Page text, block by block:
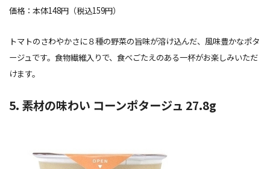
価格：本体148円（税込159円）
トマトのさわやかさに８種の野菜の旨味が溶け込んだ、風味豊かなポタ
ージュです。食物繊維入りで、食べごたえのある一杯がお楽しみいただ
けます。
5. 素材の味わい コーンポタージュ 27.8g